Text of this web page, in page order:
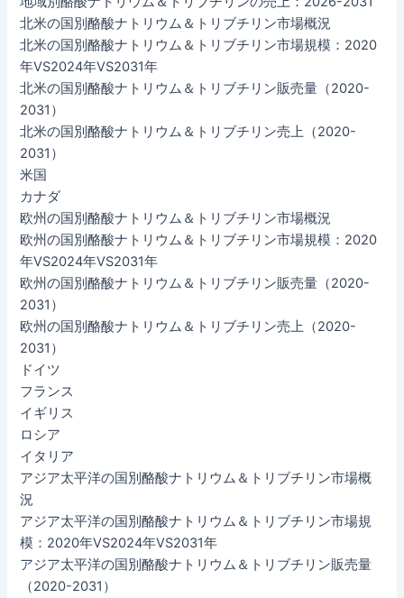
北米の国別酪酸ナトリウム＆トリブチリン市場概況
北米の国別酪酸ナトリウム＆トリブチリン市場規模：2020
年VS2024年VS2031年
北米の国別酪酸ナトリウム＆トリブチリン販売量（2020-
2031）
北米の国別酪酸ナトリウム＆トリブチリン売上（2020-
2031）
米国
カナダ
欧州の国別酪酸ナトリウム＆トリブチリン市場概況
欧州の国別酪酸ナトリウム＆トリブチリン市場規模：2020
年VS2024年VS2031年
欧州の国別酪酸ナトリウム＆トリブチリン販売量（2020-
2031）
欧州の国別酪酸ナトリウム＆トリブチリン売上（2020-
2031）
ドイツ
フランス
イギリス
ロシア
イタリア
アジア太平洋の国別酪酸ナトリウム＆トリブチリン市場概
況
アジア太平洋の国別酪酸ナトリウム＆トリブチリン市場規
模：2020年VS2024年VS2031年
アジア太平洋の国別酪酸ナトリウム＆トリブチリン販売量
（2020-2031）